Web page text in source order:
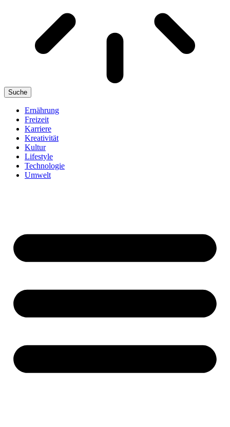
Suche
Ernährung
Freizeit
Karriere
Kreativität
Kultur
Lifestyle
Technologie
Umwelt